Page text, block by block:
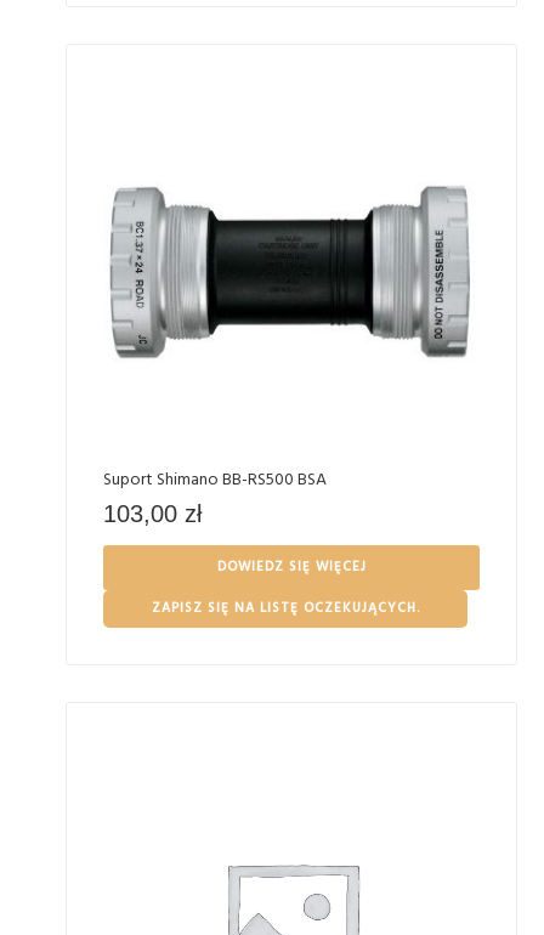
Suport Shimano BB-RS500 BSA
103,00 zł
DOWIEDZ SIĘ WIĘCEJ
ZAPISZ SIĘ NA LISTĘ OCZEKUJĄCYCH.